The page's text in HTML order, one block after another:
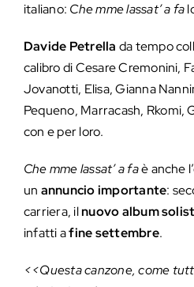
italiano: Che mme lassat’ a fa
Davide Petrella da tempo
calibro di Cesare Cremonini,
Jovanotti, Elisa, Gianna
Pequeno, Marracash, Rkomi,
con e per loro.
Che mme lassat’ a faè anche
un annuncio importante:
carriera, ilnuovo album
infatti afine settembre.
<<Questa canzone, come